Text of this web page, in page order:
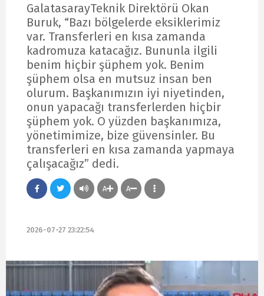
GalatasarayTeknik Direktörü Okan
Buruk, “Bazı bölgelerde eksiklerimiz
var. Transferleri en kısa zamanda
kadromuza katacağız. Bununla ilgili
benim hiçbir şüphem yok. Benim
şüphem olsa en mutsuz insan ben
olurum. Başkanımızın iyi niyetinden,
onun yapacağı transferlerden hiçbir
şüphem yok. O yüzden başkanımıza,
yönetimimize, bize güvensinler. Bu
transferleri en kısa zamanda yapmaya
çalışacağız” dedi.
A A
2026-07-27 23:22:54